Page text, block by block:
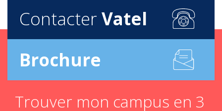
Contacter Vatel
Brochure
Trouver mon campus en 3